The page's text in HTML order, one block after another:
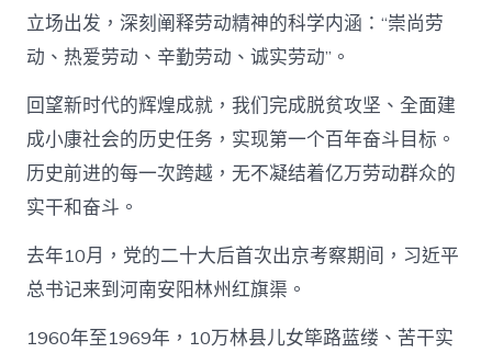
立场出发，深刻阐释劳动精神的科学内涵：“崇尚劳
动、热爱劳动、辛勤劳动、诚实劳动”。
回望新时代的辉煌成就，我们完成脱贫攻坚、全面建
成小康社会的历史任务，实现第一个百年奋斗目标。
历史前进的每一次跨越，无不凝结着亿万劳动群众的
实干和奋斗。
去年10月，党的二十大后首次出京考察期间，习近平
总书记来到河南安阳林州红旗渠。
1960年至1969年，10万林县儿女筚路蓝缕、苦干实